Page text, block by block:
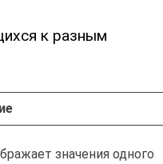
к разным
значения одного